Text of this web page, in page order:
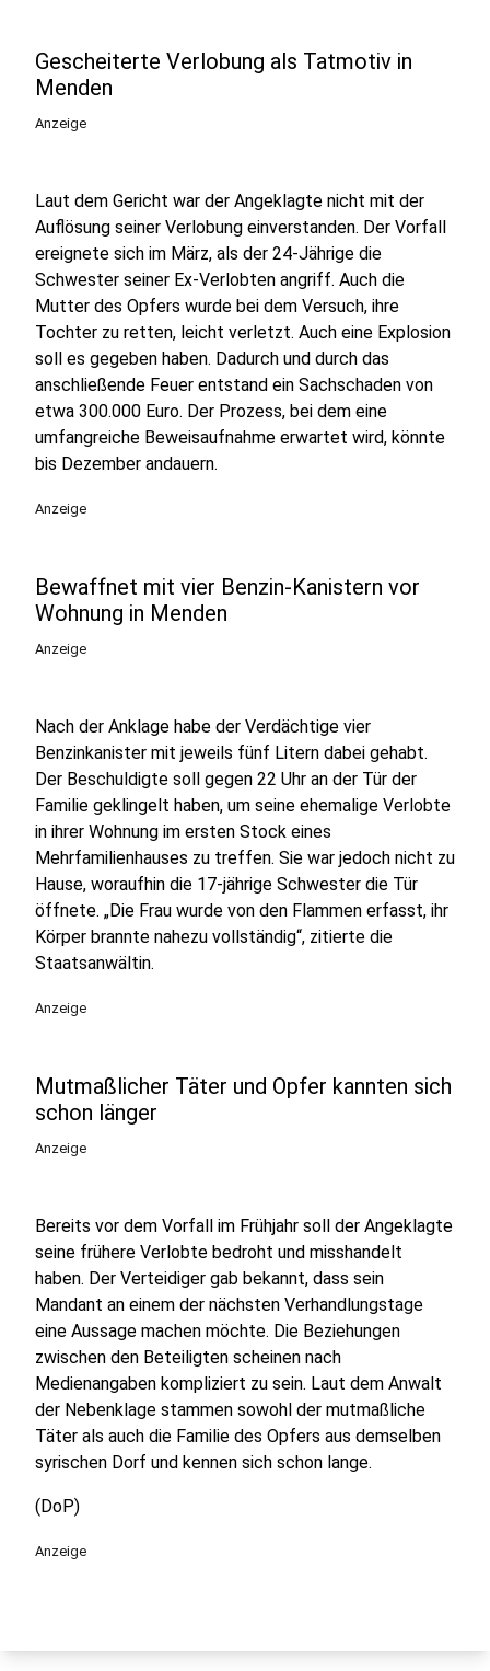
Gescheiterte Verlobung als Tatmotiv in
Menden
Anzeige
Laut dem Gericht war der Angeklagte nicht mit der
Auflösung seiner Verlobung einverstanden. Der Vorfall
ereignete sich im März, als der 24-Jährige die
Schwester seiner Ex-Verlobten angriff. Auch die
Mutter des Opfers wurde bei dem Versuch, ihre
Tochter zu retten, leicht verletzt. Auch eine Explosion
soll es gegeben haben. Dadurch und durch das
anschließende Feuer entstand ein Sachschaden von
etwa 300.000 Euro. Der Prozess, bei dem eine
umfangreiche Beweisaufnahme erwartet wird, könnte
bis Dezember andauern.
Anzeige
Bewaffnet mit vier Benzin-Kanistern vor
Wohnung in Menden
Anzeige
Nach der Anklage habe der Verdächtige vier
Benzinkanister mit jeweils fünf Litern dabei gehabt.
Der Beschuldigte soll gegen 22 Uhr an der Tür der
Familie geklingelt haben, um seine ehemalige Verlobte
in ihrer Wohnung im ersten Stock eines
Mehrfamilienhauses zu treffen. Sie war jedoch nicht zu
Hause, woraufhin die 17-jährige Schwester die Tür
öffnete. „Die Frau wurde von den Flammen erfasst, ihr
Körper brannte nahezu vollständig“, zitierte die
Staatsanwältin.
Anzeige
Mutmaßlicher Täter und Opfer kannten sich
schon länger
Anzeige
Bereits vor dem Vorfall im Frühjahr soll der Angeklagte
seine frühere Verlobte bedroht und misshandelt
haben. Der Verteidiger gab bekannt, dass sein
Mandant an einem der nächsten Verhandlungstage
eine Aussage machen möchte. Die Beziehungen
zwischen den Beteiligten scheinen nach
Medienangaben kompliziert zu sein. Laut dem Anwalt
der Nebenklage stammen sowohl der mutmaßliche
Täter als auch die Familie des Opfers aus demselben
syrischen Dorf und kennen sich schon lange.
(DoP)
Anzeige